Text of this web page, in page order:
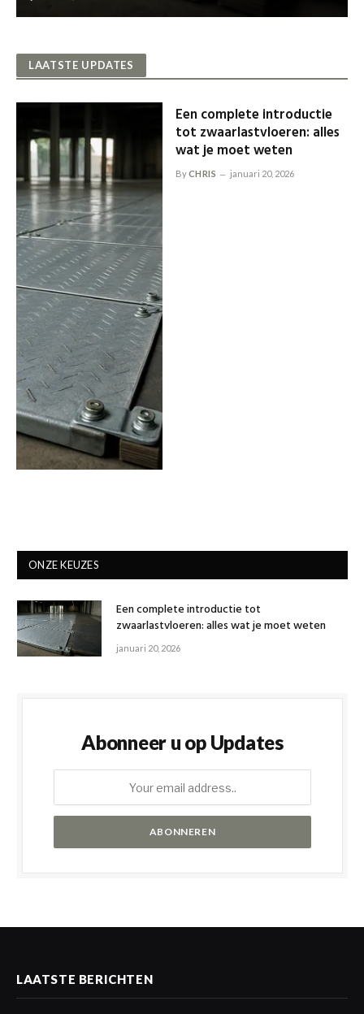
LAATSTE UPDATES
Een complete introductie
tot zwaarlastvloeren: alles
wat je moet weten
ByCHRIS januari 20, 2026
ONZE KEUZES
Een complete introductie tot
zwaarlastvloeren: alles wat je moet weten
januari 20, 2026
Abonneer u op Updates
LAATSTE BERICHTEN